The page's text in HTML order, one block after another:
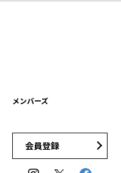
メンバーズ
会員登録